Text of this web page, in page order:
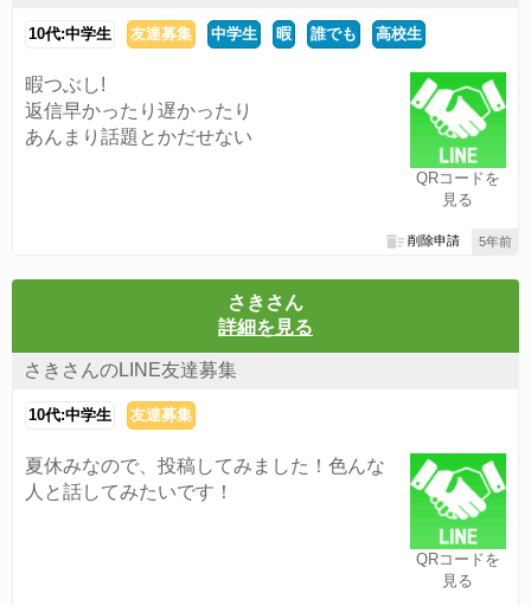
10代:中学生 友達募集 中学生 暇 誰でも 高校生
QRコードを
見る
暇つぶし!
返信早かったり遅かったり
あんまり話題とかだせない
5年前
削除申請
さきさん
詳細を見る
さきさんのLINE友達募集
10代:中学生 友達募集
QRコードを
見る
夏休みなので、投稿してみました！色んな
人と話してみたいです！